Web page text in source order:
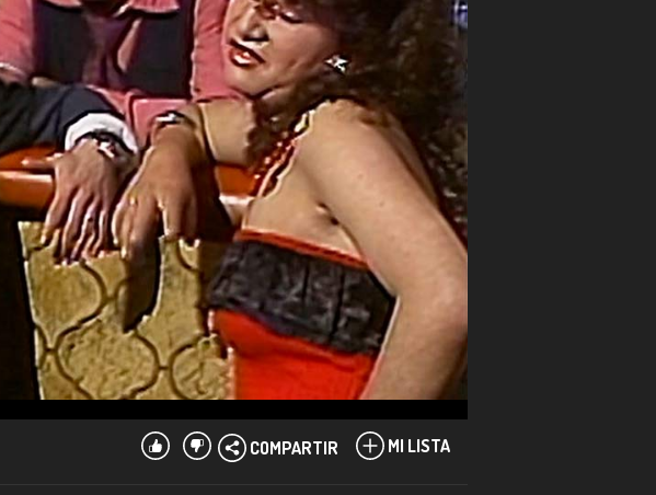
MI LISTA
COMPARTIR